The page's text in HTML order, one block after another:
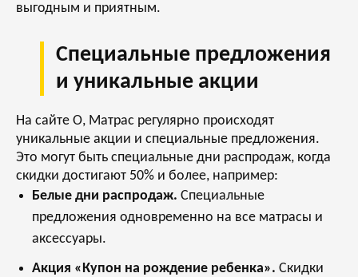
выгодным и приятным.
Специальные предложения
и уникальные акции
На сайте О, Матрас регулярно происходят
уникальные акции и специальные предложения.
Это могут быть специальные дни распродаж, когда
скидки достигают 50% и более, например:
Белые дни распродаж. Специальные
предложения одновременно на все матрасы и
аксессуары.
Акция «Купон на рождение ребенка». Скидки